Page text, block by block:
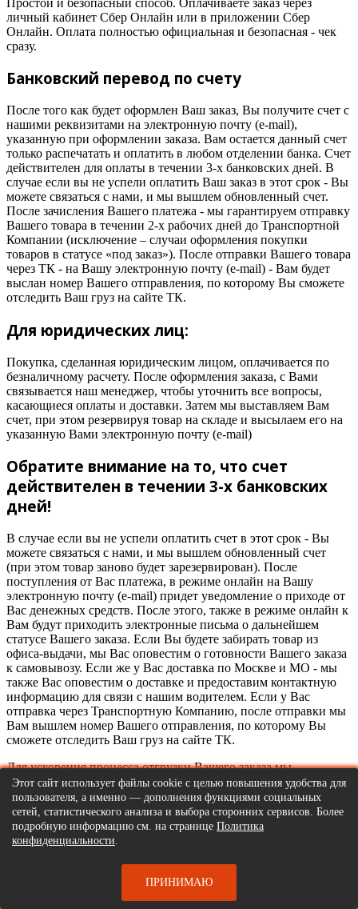
личный кабинет Сбер Онлайн или в приложении Сбер
Онлайн. Оплата полностью официальная и безопасная - чек
сразу.
Банковский перевод по счету
После того как будет оформлен Ваш заказ, Вы получите счет с
нашими реквизитами на электронную почту (e-mail),
указанную при оформлении заказа. Вам остается данный счет
только распечатать и оплатить в любом отделении банка. Счет
действителен для оплаты в течении 3-х банковских дней. В
случае если вы не успели оплатить Ваш заказ в этот срок - Вы
можете связаться с нами, и мы вышлем обновленный счет.
После зачисления Вашего платежа - мы гарантируем отправку
Вашего товара в течении 2-х рабочих дней до Транспортной
Компании (исключение – случаи оформления покупки
товаров в статусе «под заказ»). После отправки Вашего товара
через ТК - на Вашу электронную почту (e-mail) - Вам будет
выслан номер Вашего отправления, по которому Вы сможете
отследить Ваш груз на сайте ТК.
Для юридических лиц:
Покупка, сделанная юридическим лицом, оплачивается по
безналичному расчету. После оформления заказа, с Вами
связывается наш менеджер, чтобы уточнить все вопросы,
касающиеся оплаты и доставки. Затем мы выставляем Вам
счет, при этом резервируя товар на складе и высылаем его на
указанную Вами электронную почту (e-mail)
Обратите внимание на то, что счет
действителен в течении 3-х банковских
дней!
В случае если вы не успели оплатить счет в этот срок - Вы
можете связаться с нами, и мы вышлем обновленный счет
(при этом товар заново будет зарезервирован). После
поступления от Вас платежа, в режиме онлайн на Вашу
электронную почту (e-mail) придет уведомление о приходе от
Вас денежных средств. После этого, также в режиме онлайн к
Вам будут приходить электронные письма о дальнейшем
статусе Вашего заказа. Если Вы будете забирать товар из
офиса-выдачи, мы Вас оповестим о готовности Вашего заказа
к самовывозу. Если же у Вас доставка по Москве и МО - мы
также Вас оповестим о доставке и предоставим контактную
информацию для связи с нашим водителем. Если у Вас
отправка через Транспортную Компанию, после отправки мы
Вам вышлем номер Вашего отправления, по которому Вы
сможете отследить Ваш груз на сайте ТК.
Для ускорения процесса отгрузки Вашего заказа мы
рекомендуем нашим покупателям сразу подтверждать факт
оплаты счета, высылая копию платежного поручения на наш
e-mail. Вместе с заказом Вам будут доставлены следующие
документы:
Товарная накладная ТОРГ-12;
Фирменный гарантийный талон на каждый товар.
Этот сайт использует файлы cookie с целью повышения удобства для
пользователя, а именно — дополнения функциями социальных
сетей, статистического анализа и выбора сторонних сервисов. Более
подробную информацию см. на странице Политика
конфиденциальности.
ПРИНИМАЮ